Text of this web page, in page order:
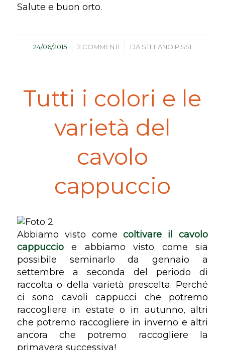
Salute e buon orto.
24/06/2015
/ 2 COMMENTI
/ DA STEFANO PISSI
Tutti i colori e le
varietà del
cavolo
cappuccio
Abbiamo visto comecoltivare il cavolo
cappuccioe abbiamo visto come sia
possibile seminarlo da gennaio a
settembre a seconda del periodo di
raccolta o della varietà prescelta. Perché
ci sono cavoli cappucci che potremo
raccogliere in estate o in autunno, altri
che potremo raccogliere in inverno e altri
ancora che potremo raccogliere la
primavera successiva!